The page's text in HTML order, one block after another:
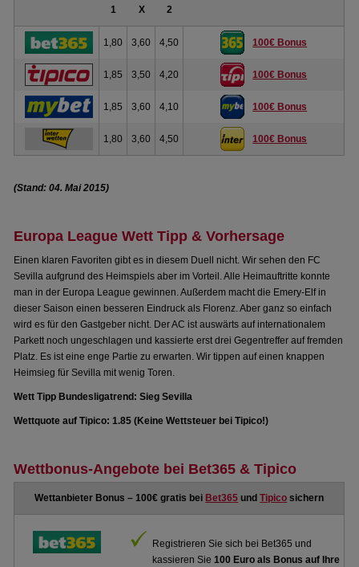
1 X 2
1,80 3,60 4,50 100€ Bonus
1,85 3,50 4,20 100€ Bonus
1,85 3,60 4,10 100€ Bonus
1,80 3,60 4,50 100€ Bonus
(Stand: 04. Mai 2015)
Europa League Wett Tipp & Vorhersage
Einen klaren Favoriten gibt es in diesem Duell nicht. Wir sehen den FC
Sevilla aufgrund des Heimspiels aber im Vorteil. Alle Heimauftritte konnte
man in der Europa League gewinnen. Außerdem macht die Emery-Elf in
dieser Saison einen besseren Eindruck als Florenz. Aber ganz so einfach
wird es für den Gastgeber nicht. Der AC ist auswärts auf internationalem
Parkett noch ungeschlagen und kassierte erst drei Gegentreffer auf fremden
Platz. Es ist eine enge Partie zu erwarten. Wir tippen auf einen knappen
Heimsieg für Sevilla mit wenig Toren.
Wett Tipp Bundesligatrend: Sieg Sevilla
Wettquote auf Tipico: 1.85 (Keine Wettsteuer bei Tipico!)
Wettbonus-Angebote bei Bet365 & Tipico
Wettanbieter Bonus – 100€ gratis bei Bet365 undTipico sichern
Registrieren Sie sich bei Bet365 und
kassieren Sie100 Euro als Bonus auf Ihre